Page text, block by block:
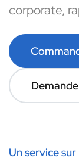
corporate,
Un service